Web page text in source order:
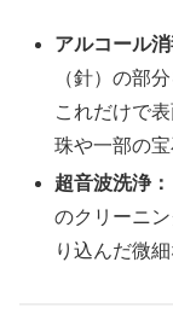
アルコール消
（針）の部
これだけで
珠や一部の
超音波洗浄：
のクリーニ
り込んだ微